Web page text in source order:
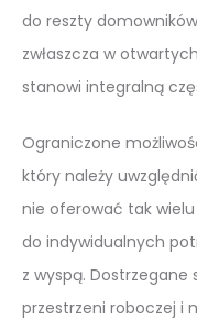
do reszty
zwłaszcza w
stanowi integralną
Ograniczone
który należy
nie oferować tak
do indywidualnych
z wyspą. Dostrzegane
przestrzeni roboczej i